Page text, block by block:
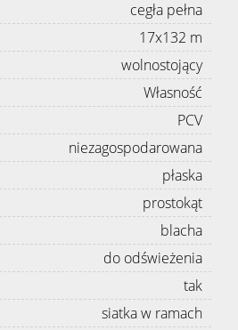
cegła pełna
17x132 m
wolnostojący
Własność
PCV
niezagospodarowana
płaska
prostokąt
blacha
do odświeżenia
tak
siatka w ramach